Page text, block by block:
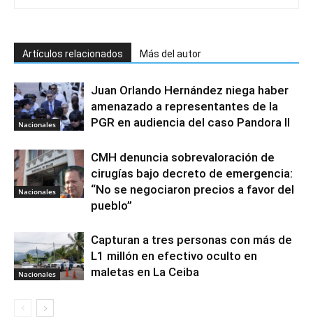
Artículos relacionados Más del autor
Nacionales
Juan Orlando Hernández niega haber
amenazado a representantes de la
PGR en audiencia del caso Pandora II
Nacionales
CMH denuncia sobrevaloración de
cirugías bajo decreto de emergencia:
“No se negociaron precios a favor del
pueblo”
Nacionales
Capturan a tres personas con más de
L1 millón en efectivo oculto en
maletas en La Ceiba